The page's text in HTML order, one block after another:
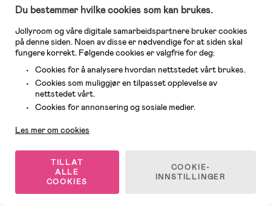
6 IGJEN
Hello Kitty & Friends Fylt
På nettlager
(0)
Sonic The Hedgehog 3D
Veil. Pris: 219 kr
-22%
Du bestemmer hvilke cookies som kan brukes.
Jollyroom og våre digitale samarbeidspartnere bruker cookies
på denne siden. Noen av disse er nødvendige for at siden skal
fungere korrekt. Følgende cookies er valgfrie for deg:
Cookies for å analysere hvordan nettstedet vårt brukes.
Cookies som muliggjør en tilpasset opplevelse av
nettstedet vårt.
Cookies for annonsering og sosiale medier.
Les mer om cookies
TILLAT
ALLE
COOKIES
COOKIE-
INNSTILLINGER